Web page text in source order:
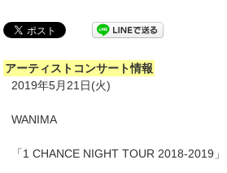
アーティストコンサート情報
2019年5月21日(火)
WANIMA
「1 CHANCE NIGHT TOUR 2018-2019」